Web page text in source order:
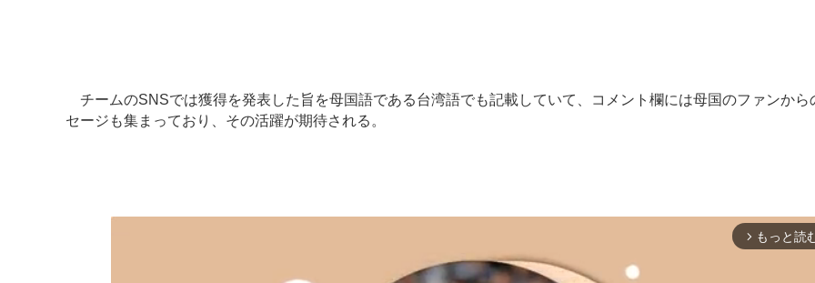
チームのSNSでは獲得を発表した旨を母国語である台湾語でも記載していて、コメント欄には母国のファンから
セージも集まっており、その活躍が期待される。
arrow_forward_ios もっと読